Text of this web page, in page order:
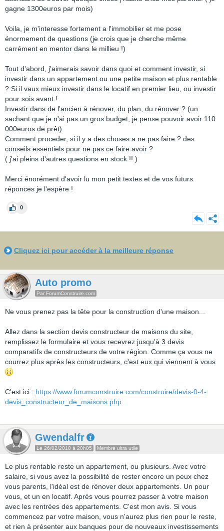
gagne 1300euros par mois)
Voila, je m'interesse fortement a l'immobilier et me pose
énormement de questions (je crois que je cherche même
carrément en mentor dans le millieu !)
Tout d'abord, j'aimerais savoir dans quoi et comment investir, si
investir dans un appartement ou une petite maison et plus rentable
? Si il vaux mieux investir dans le locatif en premier lieu, ou investir
pour sois avant !
Investir dans de l'ancien à rénover, du plan, du rénover ? (un
sachant que je n'ai pas un gros budget, je pense pouvoir avoir 110
000euros de prêt)
Comment proceder, si il y a des choses a ne pas faire ? des
conseils essentiels pour ne pas ce faire avoir ?
( j'ai pleins d'autres questions en stock !! )
Merci énorément d'avoir lu mon petit textes et de vos futurs
réponces je l'espère !
0
Cliquez ici pour accéder à la meilleure réponse
Auto promo
Par ForumConstruire.com
Ne vous prenez pas la tête pour la construction d'une maison...
Allez dans la section devis constructeur de maisons du site,
remplissez le formulaire et vous recevrez jusqu'à 3 devis
comparatifs de constructeurs de votre région. Comme ça vous ne
courrez plus après les constructeurs, c'est eux qui viennent à vous
C'est ici : https://www.forumconstruire.com/construire/devis-0-4-
devis_constructeur_de_maisons.php
Gwendalfr
Le 26/02/2018 à 20h05 Membre ultra utile
Le plus rentable reste un appartement, ou plusieurs. Avec votre
salaire, si vous avez la possibilité de rester encore un peux chez
vous parents, l'idéal est de rénover deux appartements. Un pour
vous, et un en locatif. Après vous pourrez passer à votre maison
avec les rentrées des appartements. C'est mon avis. Si vous
commencez par votre maison, vous n'aurez plus rien pour le reste,
et rien à présenter aux banques pour de nouveaux investissements